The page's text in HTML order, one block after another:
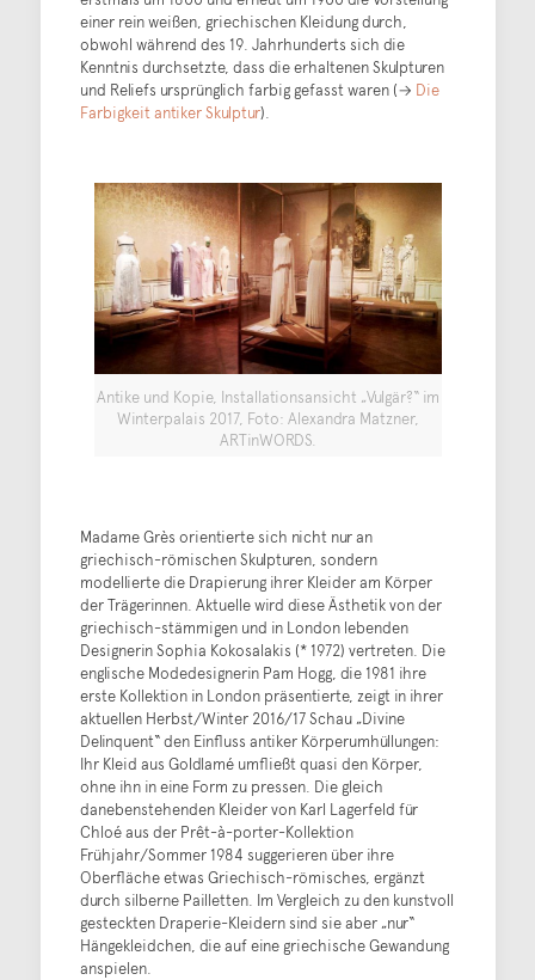
einer rein weißen, griechischen Kleidung durch,
obwohl während des 19. Jahrhunderts sich die
Kenntnis durchsetzte, dass die erhaltenen Skulpturen
und Reliefs ursprünglich farbig gefasst waren (→ Die
Farbigkeit antiker Skulptur).
Antike und Kopie, Installationsansicht „Vulgär?“ im
Winterpalais 2017, Foto: Alexandra Matzner,
ARTinWORDS.
Madame Grès orientierte sich nicht nur an
griechisch-römischen Skulpturen, sondern
modellierte die Drapierung ihrer Kleider am Körper
der Trägerinnen. Aktuelle wird diese Ästhetik von der
griechisch-stämmigen und in London lebenden
Designerin Sophia Kokosalakis (* 1972) vertreten. Die
englische Modedesignerin Pam Hogg, die 1981 ihre
erste Kollektion in London präsentierte, zeigt in ihrer
aktuellen Herbst/Winter 2016/17 Schau „Divine
Delinquent“ den Einfluss antiker Körperumhüllungen:
Ihr Kleid aus Goldlamé umfließt quasi den Körper,
ohne ihn in eine Form zu pressen. Die gleich
danebenstehenden Kleider von Karl Lagerfeld für
Chloé aus der Prêt-à-porter-Kollektion
Frühjahr/Sommer 1984 suggerieren über ihre
Oberfläche etwas Griechisch-römisches, ergänzt
durch silberne Pailletten. Im Vergleich zu den kunstvoll
gesteckten Draperie-Kleidern sind sie aber „nur“
Hängekleidchen, die auf eine griechische Gewandung
anspielen.